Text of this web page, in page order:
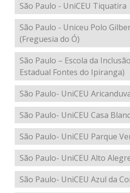
São Paulo - UniCEU Tiquatira
São Paulo - Uniceu Polo
(Freguesia do Ó)
São Paulo – Escola da
Estadual Fontes do Ipiranga)
São Paulo- UniCEU
São Paulo- UniCEU Casa
São Paulo- UniCEU Parque
São Paulo- UniCEU Alto
São Paulo- UniCEU Azul da